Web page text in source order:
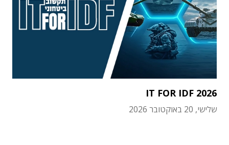
IT FOR IDF 2026
שלישי, 20 באוקטובר 2026